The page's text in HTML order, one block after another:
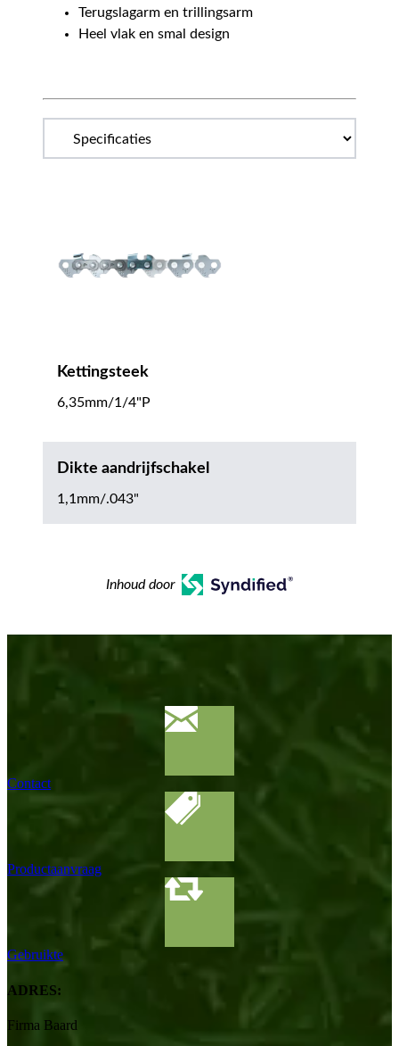
Terugslagarm en trillingsarm
Heel vlak en smal design
Kettingsteek
6,35mm/1/4"P
Dikte aandrijfschakel
1,1mm/.043"
Inhoud door
Contact
Productaanvraag
Gebruikte
ADRES:
Firma Baard